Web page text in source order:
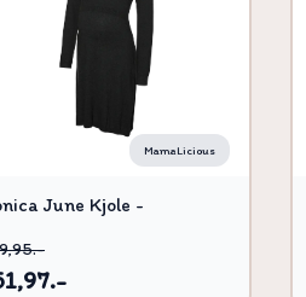
MamaLicious
June Kjole -